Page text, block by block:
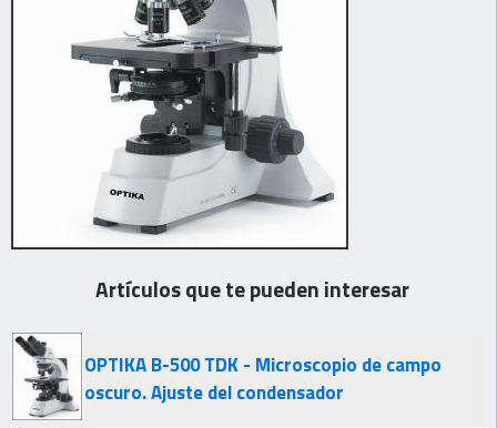
Artículos que te pueden interesar
OPTIKA B-500 TDK - Microscopio de campo
oscuro. Ajuste del condensador